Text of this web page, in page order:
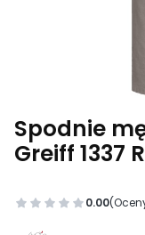
Spodnie
Greiff 1337
0.00